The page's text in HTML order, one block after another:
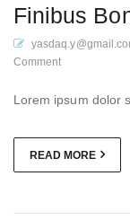
Finibus
Comment
Lorem ipsum dolor
READ MORE